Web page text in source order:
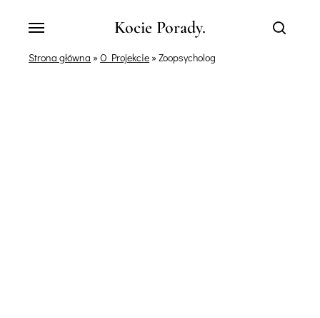
content
Kocie Porady.
Menu
Strona główna »O Projekcie »Zoopsycholog